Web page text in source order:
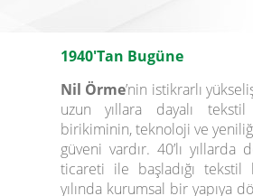
1940'Tan Bugüne
Nil Örme’nin istikrarlı
uzun yıllara dayalı
birikiminin, teknoloji ve
güveni vardır. 40’lı yıllarda
ticareti ile başladığı tekstil
yılında kurumsal bir yapıya